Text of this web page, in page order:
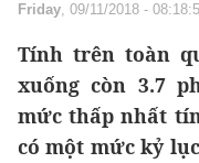
Friday, 09/11/2018 -
Tính trên toàn
xuống còn 3.7
mức thấp nhất
có một mức kỷ